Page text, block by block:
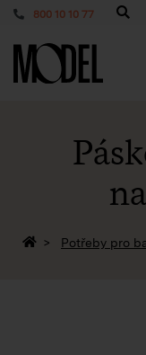
800 10 10 77
PackShop
Zpět na homepage
Potřeby pro